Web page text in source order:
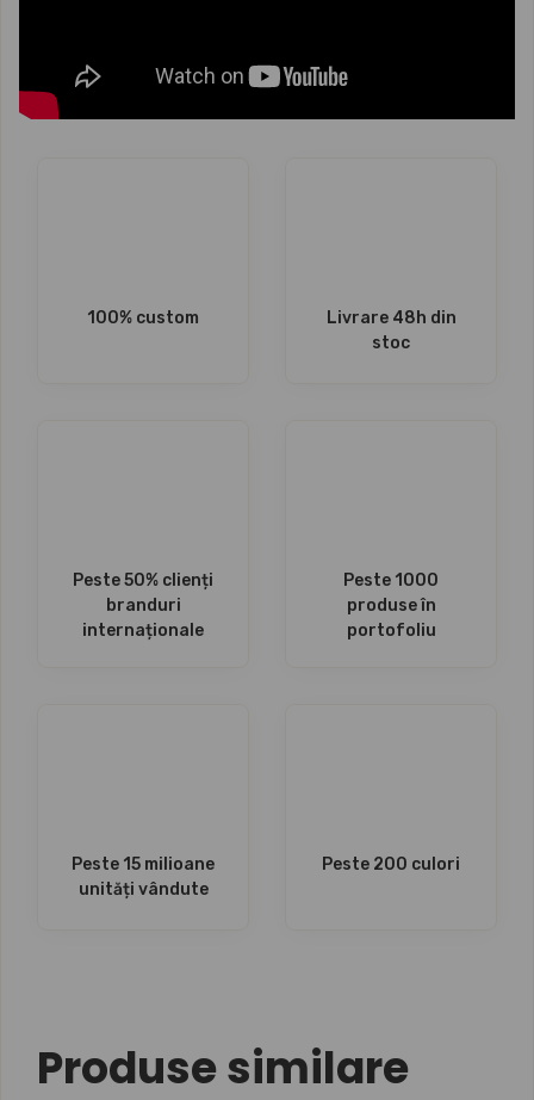
100% custom
Livrare 48h din
stoc
Peste 50% clienți
branduri
internaționale
Peste 1000
produse în
portofoliu
Peste 15 milioane
unități vândute
Peste 200 culori
Produse similare